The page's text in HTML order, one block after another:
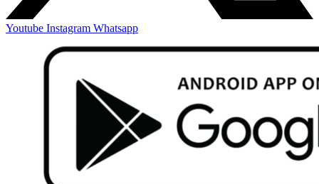
Youtube Instagram Whatsapp